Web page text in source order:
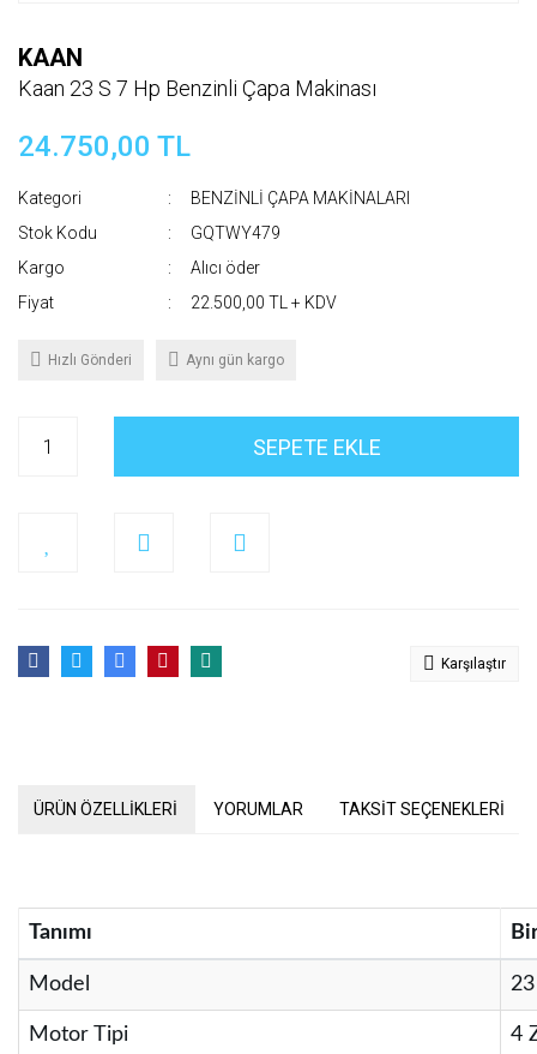
KAAN
Kaan 23 S 7 Hp Benzinli Çapa Makinası
24.750,00 TL
Kategori
BENZİNLİ ÇAPA MAKİNALARI
Stok Kodu
GQTWY479
Kargo
Alıcı öder
Fiyat
22.500,00 TL + KDV
Hızlı Gönderi Aynı gün kargo
SEPETE EKLE
Karşılaştır
ÜRÜN ÖZELLİKLERİ YORUMLAR TAKSİT SEÇENEKLERİ
Tanımı
Model 23
Motor Tipi 4